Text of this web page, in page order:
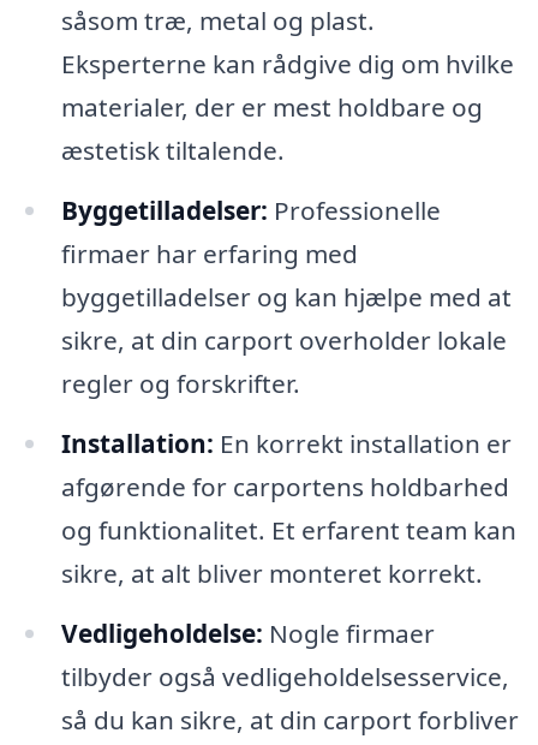
såsom træ, metal og plast.
Eksperterne kan rådgive dig om hvilke
materialer, der er mest holdbare og
æstetisk tiltalende.
Byggetilladelser: Professionelle
firmaer har erfaring med
byggetilladelser og kan hjælpe med at
sikre, at din carport overholder lokale
regler og forskrifter.
Installation: En korrekt installation er
afgørende for carportens holdbarhed
og funktionalitet. Et erfarent team kan
sikre, at alt bliver monteret korrekt.
Vedligeholdelse: Nogle firmaer
tilbyder også vedligeholdelsesservice,
så du kan sikre, at din carport forbliver